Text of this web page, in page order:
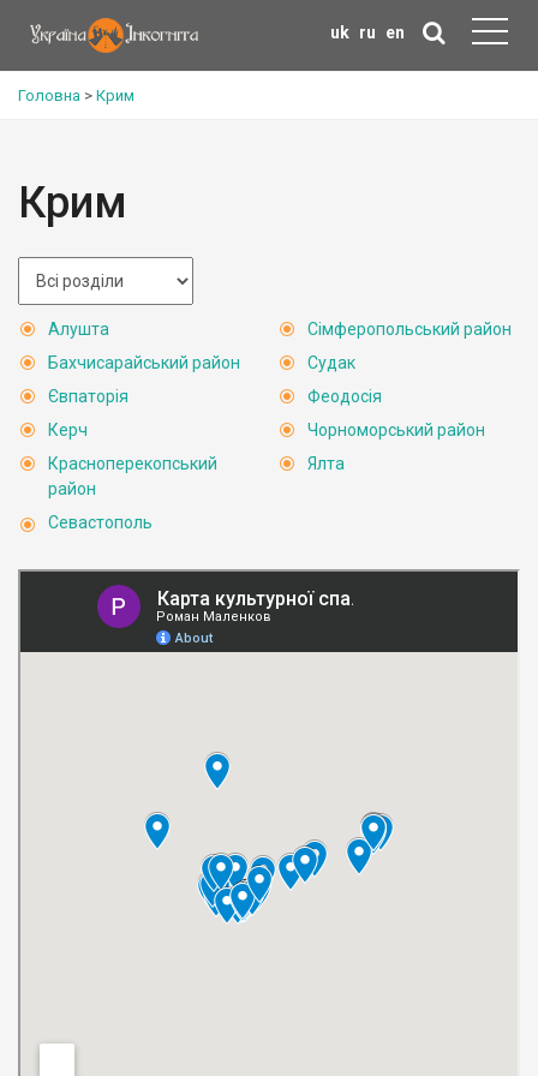
uk ru en
Головна > Крим
Крим
Алушта
Бахчисарайський район
Євпаторія
Керч
Красноперекопський
район
Севастополь
Сімферопольський район
Судак
Феодосія
Чорноморський район
Ялта